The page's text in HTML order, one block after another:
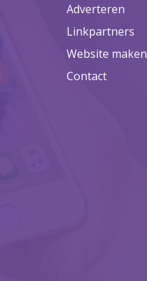
Adverteren
Linkpartners
Website maken
Contact